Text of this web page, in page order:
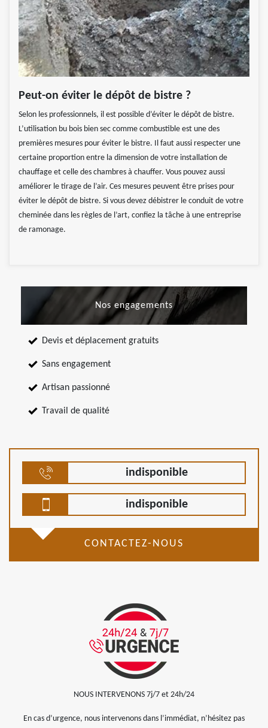
Peut-on éviter le dépôt de bistre ?
Selon les professionnels, il est possible d’éviter le dépôt de bistre.
L’utilisation bu bois bien sec comme combustible est une des
premières mesures pour éviter le bistre. Il faut aussi respecter une
certaine proportion entre la dimension de votre installation de
chauffage et celle des chambres à chauffer. Vous pouvez aussi
améliorer le tirage de l’air. Ces mesures peuvent être prises pour
éviter le dépôt de bistre. Si vous devez débistrer le conduit de votre
cheminée dans les règles de l’art, confiez la tâche à une entreprise
de ramonage.
Nos engagements
Devis et déplacement gratuits
Sans engagement
Artisan passionné
Travail de qualité
indisponible
indisponible
CONTACTEZ-NOUS
NOUS INTERVENONS 7j/7 et 24h/24
En cas d’urgence, nous intervenons dans l’immédiat, n’hésitez pas